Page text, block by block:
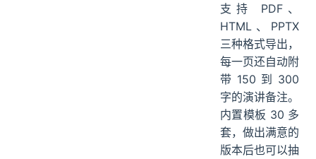
支持 PDF、
HTML、PPTX
三种格式导出，
每一页还自动附
带 150 到 300
字的演讲备注。
内置模板 30 多
套，做出满意的
版本后也可以抽